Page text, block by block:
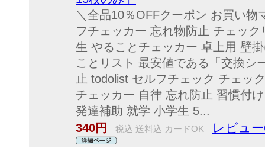
＼全品10％OFFクーポン お買い
フチェッカー 忘れ物防止 チェッ
生 やることチェッカー 卓上用 壁
ことリスト 最安値である「交換シ
止 todolist セルフチェック チェッ
チェッカー 自律 忘れ防止 習慣付
発達補助 就学 小学生 5...
340円
税込 送料込 カードOK レビュ